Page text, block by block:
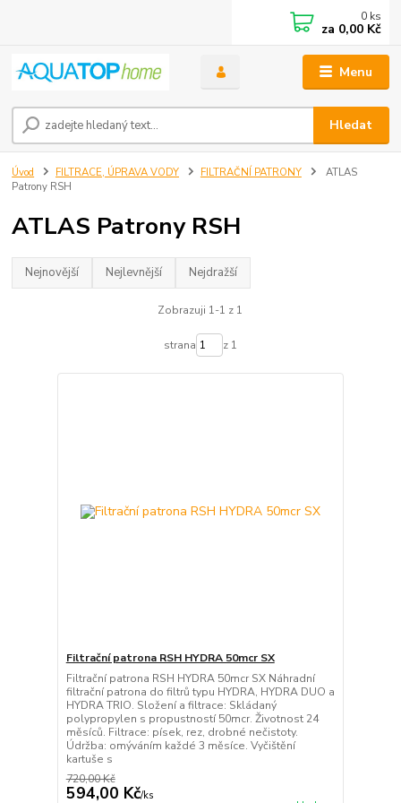
Menu
Hledat
0 ks
za 0,00 Kč
Úvod FILTRACE, ÚPRAVA VODY FILTRAČNÍ PATRONY
ATLAS
Patrony RSH
ATLAS Patrony RSH
Nejnovější Nejlevnější Nejdražší
Zobrazuji 1-1 z 1
strana z 1
Filtrační patrona RSH HYDRA 50mcr SX
Filtrační patrona RSH HYDRA 50mcr SX Náhradní
filtrační patrona do filtrů typu HYDRA, HYDRA DUO a
HYDRA TRIO. Složení a filtrace: Skládaný
polypropylen s propustností 50mcr. Životnost 24
měsíců. Filtrace: písek, rez, drobné nečistoty.
Údržba: omýváním každé 3 měsíce. Vyčištění
kartuše s
720,00 Kč
594,00 Kč/ks